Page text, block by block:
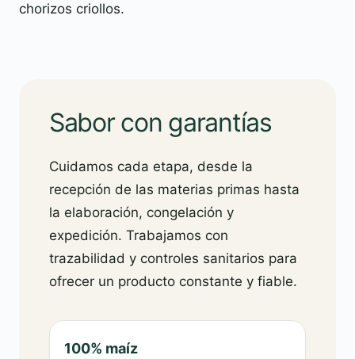
chorizos criollos.
Sabor con garantías
Cuidamos cada etapa, desde la
recepción de las materias primas hasta
la elaboración, congelación y
expedición. Trabajamos con
trazabilidad y controles sanitarios para
ofrecer un producto constante y fiable.
100% maíz